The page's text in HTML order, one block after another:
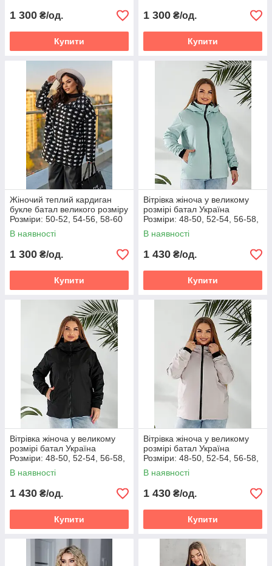
1 300 ₴/од.
Купити
1 300 ₴/од.
Купити
Жіночий теплий кардиган
букле батал великого розміру
Розміри: 50-52, 54-56, 58-60
В наявності
1 300 ₴/од.
Купити
Вітрівка жіноча у великому
розмірі батал Україна
Розміри: 48-50, 52-54, 56-58,
60-62
В наявності
1 430 ₴/од.
Купити
Вітрівка жіноча у великому
розмірі батал Україна
Розміри: 48-50, 52-54, 56-58,
60-62
В наявності
1 430 ₴/од.
Купити
Вітрівка жіноча у великому
розмірі батал Україна
Розміри: 48-50, 52-54, 56-58,
60-62
В наявності
1 430 ₴/од.
Купити